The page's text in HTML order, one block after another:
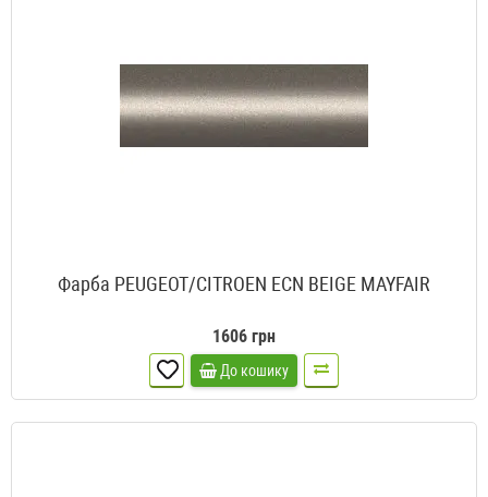
Фарба PEUGEOT/CITROEN ECN BEIGE MAYFAIR
1606 грн
До кошику